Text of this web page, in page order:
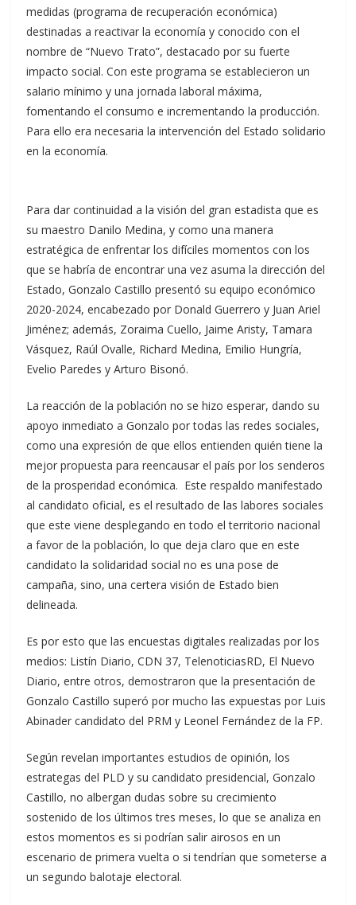
medidas (programa de recuperación económica)
destinadas a reactivar la economía y conocido con el
nombre de “Nuevo Trato”, destacado por su fuerte
impacto social. Con este programa se establecieron un
salario mínimo y una jornada laboral máxima,
fomentando el consumo e incrementando la producción.
Para ello era necesaria la intervención del Estado solidario
en la economía.
Para dar continuidad a la visión del gran estadista que es
su maestro Danilo Medina, y como una manera
estratégica de enfrentar los difíciles momentos con los
que se habría de encontrar una vez asuma la dirección del
Estado, Gonzalo Castillo presentó su equipo económico
2020-2024, encabezado por Donald Guerrero y Juan Ariel
Jiménez; además, Zoraima Cuello, Jaime Aristy, Tamara
Vásquez, Raúl Ovalle, Richard Medina, Emilio Hungría,
Evelio Paredes y Arturo Bisonó.
La reacción de la población no se hizo esperar, dando su
apoyo inmediato a Gonzalo por todas las redes sociales,
como una expresión de que ellos entienden quién tiene la
mejor propuesta para reencausar el país por los senderos
de la prosperidad económica. Este respaldo manifestado
al candidato oficial, es el resultado de las labores sociales
que este viene desplegando en todo el territorio nacional
a favor de la población, lo que deja claro que en este
candidato la solidaridad social no es una pose de
campaña, sino, una certera visión de Estado bien
delineada.
Es por esto que las encuestas digitales realizadas por los
medios: Listín Diario, CDN 37, TelenoticiasRD, El Nuevo
Diario, entre otros, demostraron que la presentación de
Gonzalo Castillo superó por mucho las expuestas por Luis
Abinader candidato del PRM y Leonel Fernández de la FP.
Según revelan importantes estudios de opinión, los
estrategas del PLD y su candidato presidencial, Gonzalo
Castillo, no albergan dudas sobre su crecimiento
sostenido de los últimos tres meses, lo que se analiza en
estos momentos es si podrían salir airosos en un
escenario de primera vuelta o si tendrían que someterse a
un segundo balotaje electoral.